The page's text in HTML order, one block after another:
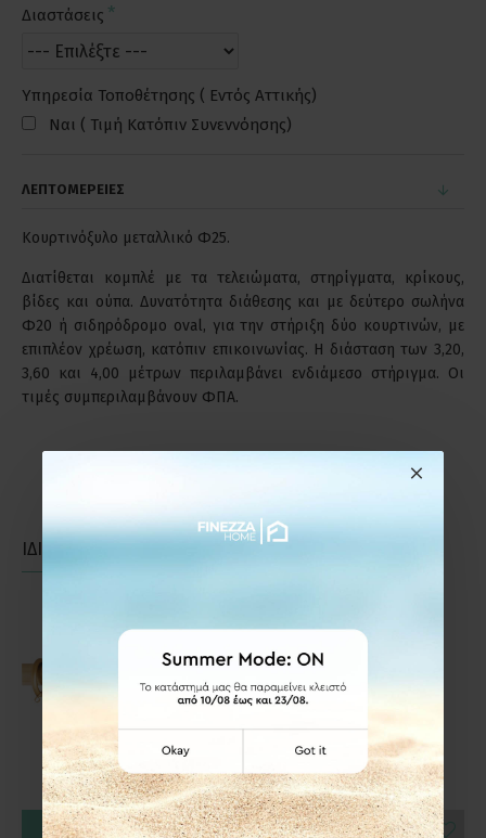
Διαστάσεις
Υπηρεσία Τοποθέτησης ( Εντός Αττικής)
Ναι ( Τιμή Κατόπιν Συνεννόησης)
ΛΕΠΤΟΜΕΡΕΙΕΣ
Κουρτινόξυλο μεταλλικό Φ25.
Διατίθεται κομπλέ με τα τελειώματα, στηρίγματα, κρίκους,
βίδες και ούπα. Δυνατότητα διάθεσης και με δεύτερο σωλήνα
Φ20 ή σιδηρόδρομο oval, για την στήριξη δύο κουρτινών, με
επιπλέον χρέωση, κατόπιν επικοινωνίας. Η διάσταση των 3,20,
3,60 και 4,00 μέτρων περιλαμβάνει ενδιάμεσο στήριγμα. Οι
τιμές συμπεριλαμβάνουν ΦΠΑ.
ΙΔΙΑΣ ΚΑΤΗΓΟΡΙΑΣ ΙΔΙΑΣ ΕΤΑΙΡΕΙΑΣ
ΚΑΛΆΘΙ ΚΑΛΆΘΙ